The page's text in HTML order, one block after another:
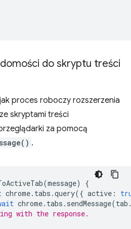
do skryptu treści
proces roboczy rozszerzenia
skryptami treści
za pomocą
.
(message)
{
chrome. tabs .query({ active :
chrome. tabs . sendMessage(tab
with the response.